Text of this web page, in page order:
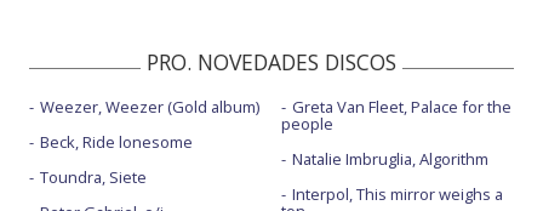
PRO. NOVEDADES DISCOS
Weezer, Weezer (Gold album)
Beck, Ride lonesome
Toundra, Siete
Greta Van Fleet, Palace for the
people
Natalie Imbruglia, Algorithm
Interpol, This mirror weighs a